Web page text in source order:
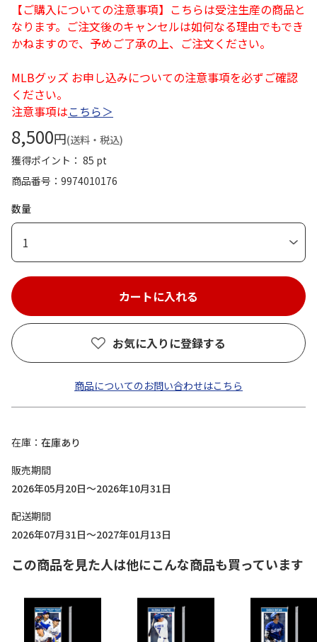
【ご購入についての注意事項】こちらは受注生産の商品と
なります。ご注文後のキャンセルは如何なる理由でもでき
かねますので、予めご了承の上、ご注文ください。
MLBグッズ お申し込みについての注意事項を必ずご確認
ください。
注意事項はこちら＞
8,500円(送料・税込)
獲得ポイント： 85 pt
商品番号
9974010176
数量
1
お気に入りに登録する
商品についてのお問い合わせはこちら
在庫
在庫あり
販売期間
2026年05月20日～2026年10月31日
配送期間
2026年07月31日～2027年01月13日
この商品を見た人は他にこんな商品も買っています